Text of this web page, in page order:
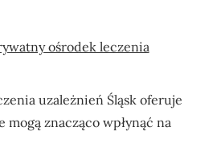
ośrodek leczenia
uzależnień Śląsk oferuje
znacząco wpłynąć na